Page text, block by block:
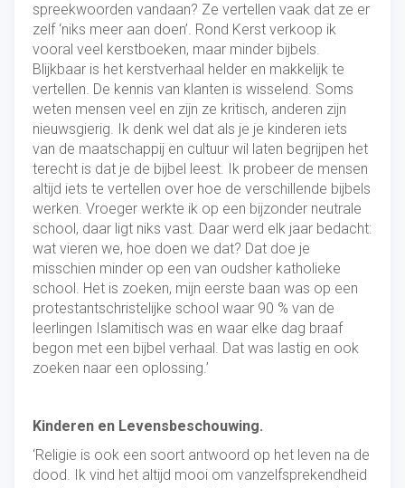
spreekwoorden vandaan? Ze vertellen vaak dat ze er
zelf ‘niks meer aan doen’. Rond Kerst verkoop ik
vooral veel kerstboeken, maar minder bijbels.
Blijkbaar is het kerstverhaal helder en makkelijk te
vertellen. De kennis van klanten is wisselend. Soms
weten mensen veel en zijn ze kritisch, anderen zijn
nieuwsgierig. Ik denk wel dat als je je kinderen iets
van de maatschappij en cultuur wil laten begrijpen het
terecht is dat je de bijbel leest. Ik probeer de mensen
altijd iets te vertellen over hoe de verschillende bijbels
werken. Vroeger werkte ik op een bijzonder neutrale
school, daar ligt niks vast. Daar werd elk jaar bedacht:
wat vieren we, hoe doen we dat? Dat doe je
misschien minder op een van oudsher katholieke
school. Het is zoeken, mijn eerste baan was op een
protestantschristelijke school waar 90 % van de
leerlingen Islamitisch was en waar elke dag braaf
begon met een bijbel verhaal. Dat was lastig en ook
zoeken naar een oplossing.’
Kinderen en Levensbeschouwing.
‘Religie is ook een soort antwoord op het leven na de
dood. Ik vind het altijd mooi om vanzelfsprekendheid